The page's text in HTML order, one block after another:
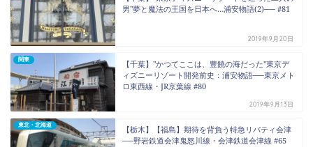
男"夢と魔法の王国を日本へ…浦安物語(2)── #81
2019年9月20日
関東
【千葉】"かつてここは、豊饒の海だった"東京デ
ィズニーリゾート開発前史：浦安物語──東京メト
ロ東西線・JR京葉線 #80
2019年9月13日
東北・北海道
【栃木】【福島】期待を背負う特急リバティ会津
──野岩鉄道会津鬼怒川線・会津鉄道会津線 #65